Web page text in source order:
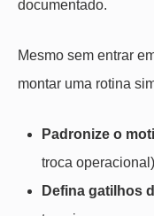
documentado.
Mesmo sem entrar
montar uma rotina
Padronize o
troca
Defina gatilhos